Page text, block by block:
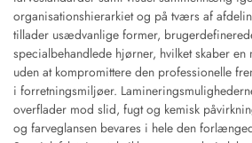
organisationshierarkiet og på tværs af
tillader usædvanlige former,
specialbehandlede hjørner, hvilket skaber
uden at kompromittere den professionelle
i forretningsmiljøer.
overflader mod slid, fugt og kemisk
og farveglansen bevares i hele den